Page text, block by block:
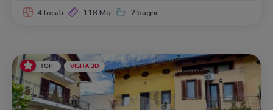
4 locali 118 Mq 2 bagni
TOP VISITA 3D